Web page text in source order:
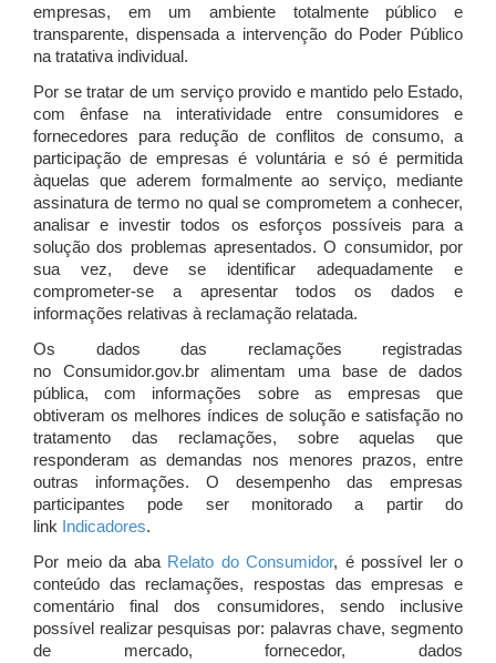
empresas, em um ambiente totalmente público e
transparente, dispensada a intervenção do Poder Público
na tratativa individual.
Por se tratar de um serviço provido e mantido pelo Estado,
com ênfase na interatividade entre consumidores e
fornecedores para redução de conflitos de consumo, a
participação de empresas é voluntária e só é permitida
àquelas que aderem formalmente ao serviço, mediante
assinatura de termo no qual se comprometem a conhecer,
analisar e investir todos os esforços possíveis para a
solução dos problemas apresentados. O consumidor, por
sua vez, deve se identificar adequadamente e
comprometer-se a apresentar todos os dados e
informações relativas à reclamação relatada.
Os dados das reclamações registradas
no Consumidor.gov.br alimentam uma base de dados
pública, com informações sobre as empresas que
obtiveram os melhores índices de solução e satisfação no
tratamento das reclamações, sobre aquelas que
responderam as demandas nos menores prazos, entre
outras informações. O desempenho das empresas
participantes pode ser monitorado a partir do
link Indicadores.
Por meio da aba Relato do Consumidor, é possível ler o
conteúdo das reclamações, respostas das empresas e
comentário final dos consumidores, sendo inclusive
possível realizar pesquisas por: palavras chave, segmento
de mercado, fornecedor, dados